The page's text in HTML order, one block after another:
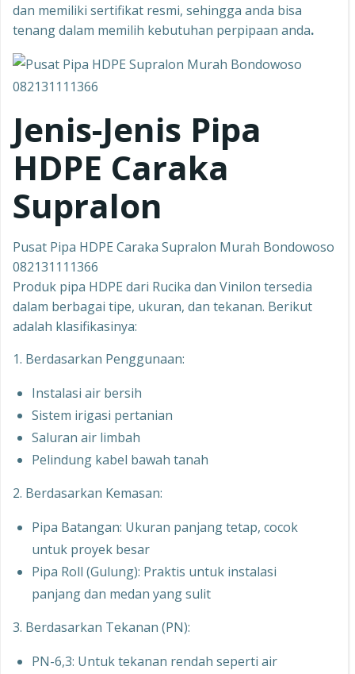
dan memiliki sertifikat resmi, sehingga anda bisa
tenang dalam memilih kebutuhan perpipaan anda.
Jenis-Jenis Pipa
HDPE Caraka
Supralon
Pusat Pipa HDPE Caraka Supralon Murah Bondowoso
082131111366
Produk pipa HDPE dari Rucika dan Vinilon tersedia
dalam berbagai tipe, ukuran, dan tekanan. Berikut
adalah klasifikasinya:
1. Berdasarkan Penggunaan:
Instalasi air bersih
Sistem irigasi pertanian
Saluran air limbah
Pelindung kabel bawah tanah
2. Berdasarkan Kemasan:
Pipa Batangan: Ukuran panjang tetap, cocok
untuk proyek besar
Pipa Roll (Gulung): Praktis untuk instalasi
panjang dan medan yang sulit
3. Berdasarkan Tekanan (PN):
PN-6,3: Untuk tekanan rendah seperti air